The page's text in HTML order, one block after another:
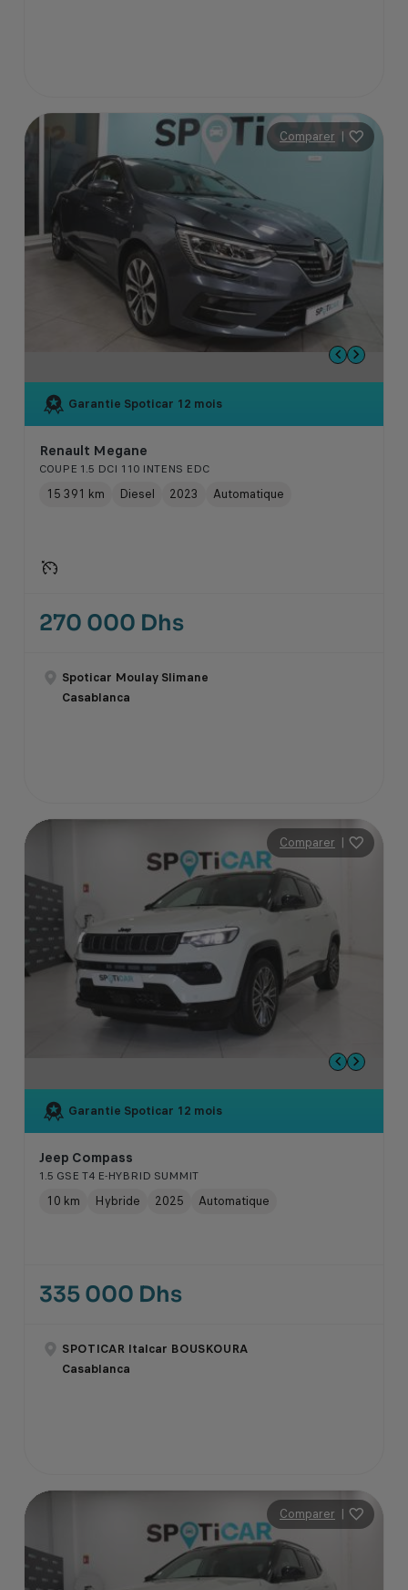
Comparer |
Garantie Spoticar 12 mois
Renault Megane
COUPE 1.5 DCI 110 INTENS EDC
15 391 km Diesel 2023 Automatique
270 000 Dhs
Spoticar Moulay Slimane
Casablanca
Comparer |
Garantie Spoticar 12 mois
Jeep Compass
1.5 GSE T4 E-HYBRID SUMMIT
10 km Hybride 2025 Automatique
335 000 Dhs
SPOTICAR Italcar BOUSKOURA
Casablanca
Comparer |